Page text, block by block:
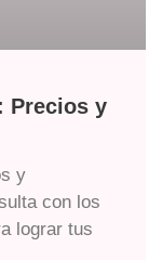
Precios y
y
con los
lograr tus